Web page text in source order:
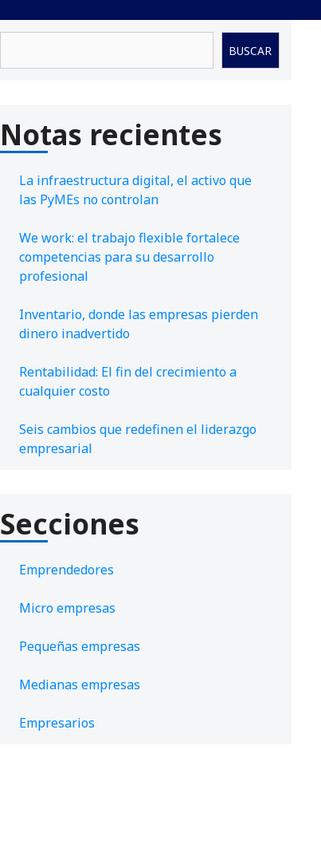
BUSCAR
Notas recientes
La infraestructura digital, el activo que
las PyMEs no controlan
We work: el trabajo flexible fortalece
competencias para su desarrollo
profesional
Inventario, donde las empresas pierden
dinero inadvertido
Rentabilidad: El fin del crecimiento a
cualquier costo
Seis cambios que redefinen el liderazgo
empresarial
Secciones
Emprendedores
Micro empresas
Pequeñas empresas
Medianas empresas
Empresarios